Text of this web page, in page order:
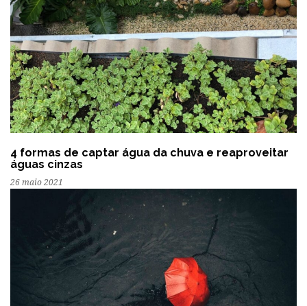
4 formas de captar água da chuva e reaproveitar
águas cinzas
26 maio 2021